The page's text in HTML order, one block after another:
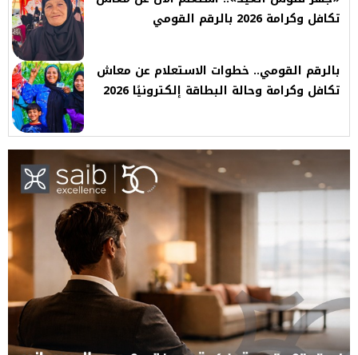
تكافل وكرامة 2026 بالرقم القومي
بالرقم القومي.. خطوات الاستعلام عن معاش
تكافل وكرامة وحالة البطاقة إلكترونيًا 2026